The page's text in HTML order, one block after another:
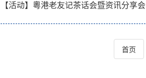
【活动】粵港老友记茶话会暨资讯分享会
首页